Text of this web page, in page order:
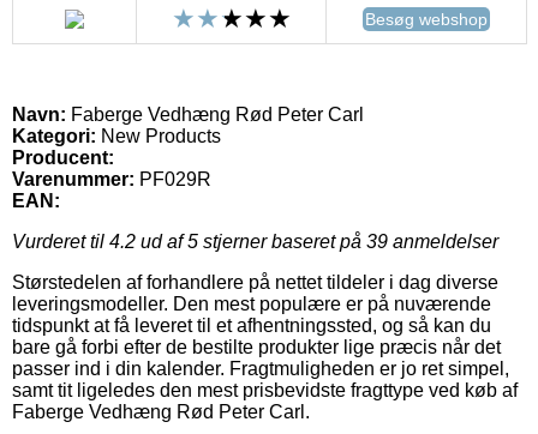
Besøg webshop
Navn: Faberge Vedhæng Rød Peter Carl
Kategori: New Products
Producent:
Varenummer: PF029R
EAN:
Vurderet til 4.2 ud af 5 stjerner baseret på 39 anmeldelser
Størstedelen af forhandlere på nettet tildeler i dag diverse
leveringsmodeller. Den mest populære er på nuværende
tidspunkt at få leveret til et afhentningssted, og så kan du
bare gå forbi efter de bestilte produkter lige præcis når det
passer ind i din kalender. Fragtmuligheden er jo ret simpel,
samt tit ligeledes den mest prisbevidste fragttype ved køb af
Faberge Vedhæng Rød Peter Carl.